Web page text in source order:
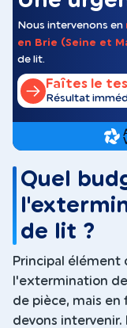
Nous intervenons en
en Brie (Seine et
de lit.
Faîtes le
Résultat
Quel
de lit ?
Principal élément
l'extermination
de pièce, mais en
devons